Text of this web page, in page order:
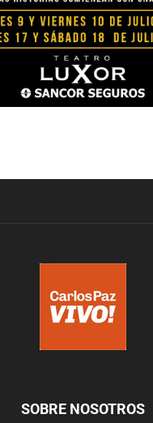
SOBRE NOSOTROS